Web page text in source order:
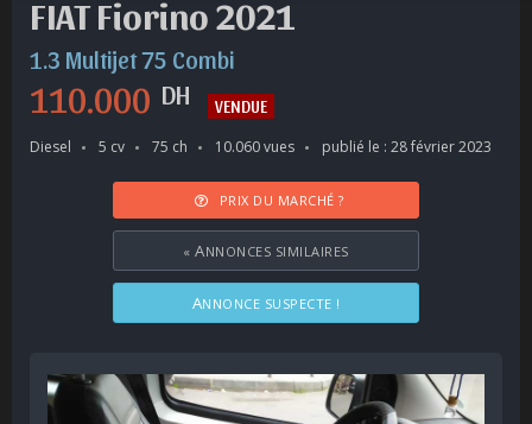
FIAT Fiorino 2021
1.3 Multijet 75 Combi
110.000 DH
VENDUE
Diesel
5 cv 75 ch 10.060 vues publié le : 28 février 2023
PRIX DU MARCHÉ ?
« ANNONCES SIMILAIRES
ANNONCE SUSPECTE !